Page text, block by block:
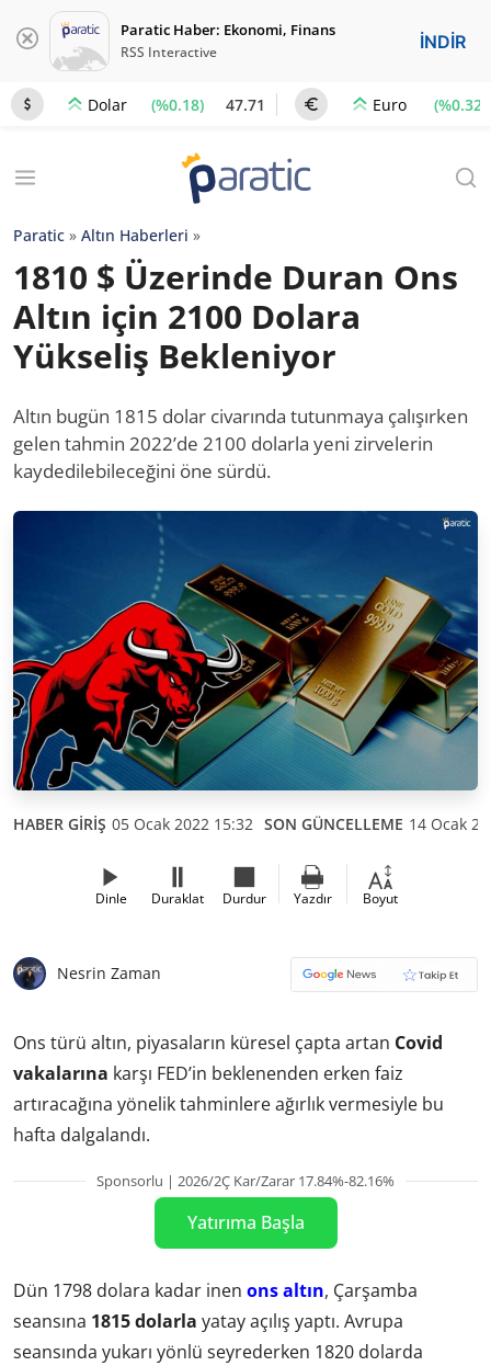
Paratic Haber: Ekonomi, Finans
RSS Interactive İNDİR
Dolar (%0.18) 47.71 Euro (%0.32)
Paratic » Altın Haberleri »
1810 $ Üzerinde Duran Ons
Altın için 2100 Dolara
Yükseliş Bekleniyor
Altın bugün 1815 dolar civarında tutunmaya çalışırken
gelen tahmin 2022’de 2100 dolarla yeni zirvelerin
kaydedilebileceğini öne sürdü.
HABER GİRİŞ 05 Ocak 2022 15:32 SON GÜNCELLEME 14 Ocak
Dinle Duraklat Durdur Yazdır Boyut
Nesrin Zaman
Ons türü altın, piyasaların küresel çapta artan Covid
vakalarına karşı FED’in beklenenden erken faiz
artıracağına yönelik tahminlere ağırlık vermesiyle bu
hafta dalgalandı.
Sponsorlu | 2026/2Ç Kar/Zarar 17.84%-82.16%
Yatırıma Başla
Dün 1798 dolara kadar inen ons altın, Çarşamba
seansına 1815 dolarla yatay açılış yaptı. Avrupa
seansında yukarı yönlü seyrederken 1820 dolarda